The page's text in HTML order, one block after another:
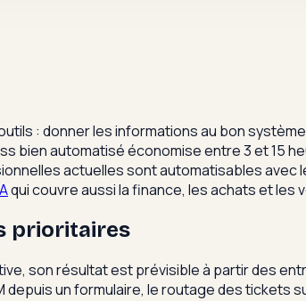
: donner les informations au bon
bien automatisé économise entre 3 et 15
actuelles sont automatisables
qui couvre aussi la finance, les achats et les
prioritaires
son résultat est prévisible à partir des
un formulaire, le routage des tickets